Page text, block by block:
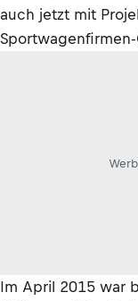
auch jetzt mit
Im April 2015 war